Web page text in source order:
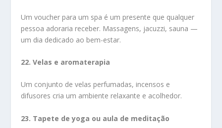
Um voucher para um spa é um presente que qualquer
pessoa adoraria receber. Massagens, jacuzzi, sauna —
um dia dedicado ao bem-estar.
22. Velas e aromaterapia
Um conjunto de velas perfumadas, incensos e
difusores cria um ambiente relaxante e acolhedor.
23. Tapete de yoga ou aula de meditação